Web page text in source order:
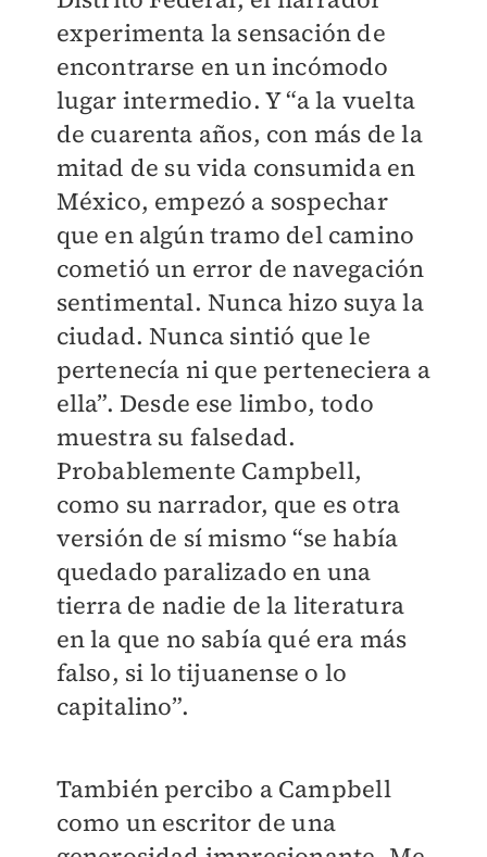
experimenta la sensación de
encontrarse en un incómodo
lugar intermedio. Y “a la vuelta
de cuarenta años, con más de la
mitad de su vida consumida en
México, empezó a sospechar
que en algún tramo del camino
cometió un error de navegación
sentimental. Nunca hizo suya la
ciudad. Nunca sintió que le
pertenecía ni que perteneciera a
ella”. Desde ese limbo, todo
muestra su falsedad.
Probablemente Campbell,
como su narrador, que es otra
versión de sí mismo “se había
quedado paralizado en una
tierra de nadie de la literatura
en la que no sabía qué era más
falso, si lo tijuanense o lo
capitalino”.
También percibo a Campbell
como un escritor de una